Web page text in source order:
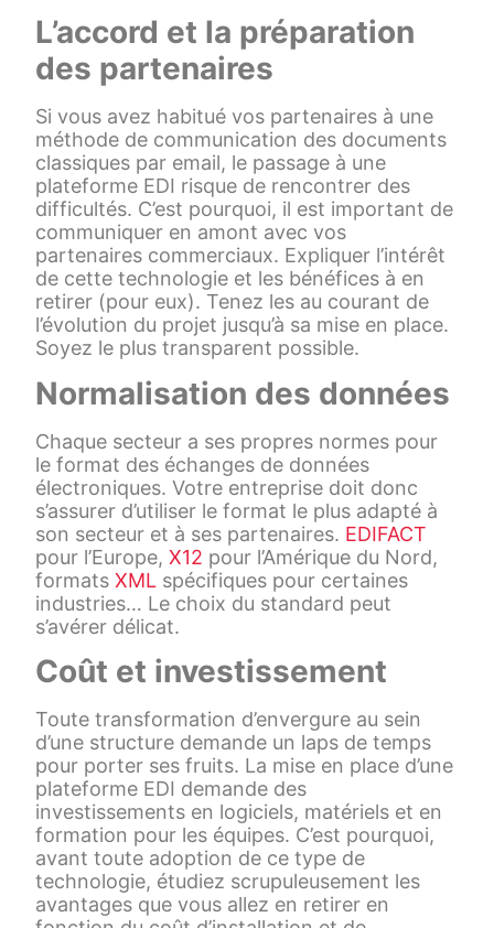
L’accord et la préparation
des partenaires
Si vous avez habitué vos partenaires à une
méthode de communication des documents
classiques par email, le passage à une
plateforme EDI risque de rencontrer des
difficultés. C’est pourquoi, il est important de
communiquer en amont avec vos
partenaires commerciaux. Expliquer l’intérêt
de cette technologie et les bénéfices à en
retirer (pour eux). Tenez les au courant de
l’évolution du projet jusqu’à sa mise en place.
Soyez le plus transparent possible.
Normalisation des données
Chaque secteur a ses propres normes pour
le format des échanges de données
électroniques. Votre entreprise doit donc
s’assurer d’utiliser le format le plus adapté à
son secteur et à ses partenaires. EDIFACT
pour l’Europe,X12 pour l’Amérique du Nord,
formatsXML spécifiques pour certaines
industries… Le choix du standard peut
s’avérer délicat.
Coût et investissement
Toute transformation d’envergure au sein
d’une structure demande un laps de temps
pour porter ses fruits. La mise en place d’une
plateforme EDI demande des
investissements en logiciels, matériels et en
formation pour les équipes. C’est pourquoi,
avant toute adoption de ce type de
technologie, étudiez scrupuleusement les
avantages que vous allez en retirer en